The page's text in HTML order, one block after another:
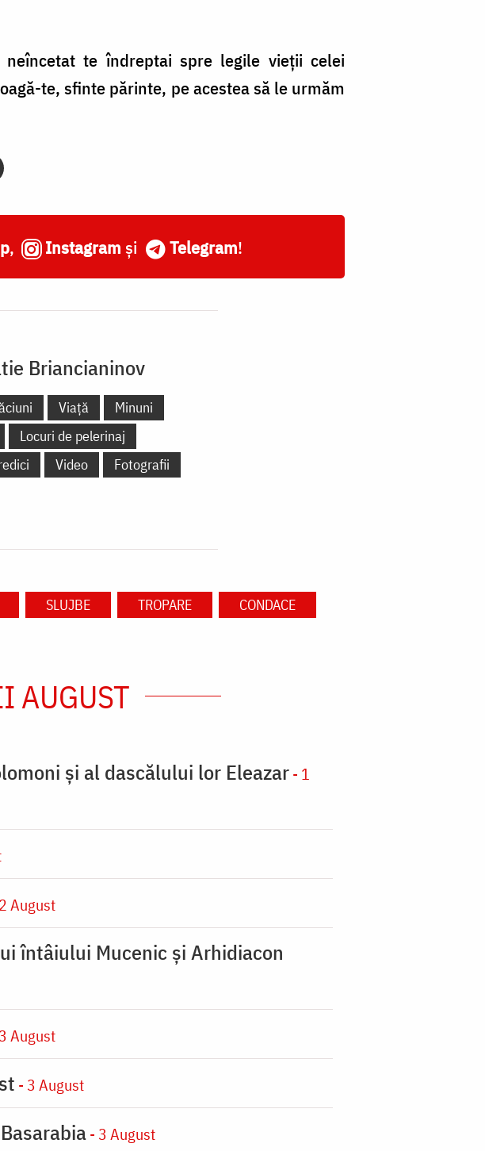
te îndreptai spre legile vieții celei
te, sfinte părinte, pe acestea să le urmăm
, Instagram și Telegram!
Briancianinov
Viață
Minuni
Locuri de pelerinaj
Video Fotografii
SLUJBE TROPARE CONDACE
AUGUST
şi al dascălului lor Eleazar- 1
August
întâiului Mucenic şi Arhidiacon
August
- 3 August
- 3 August